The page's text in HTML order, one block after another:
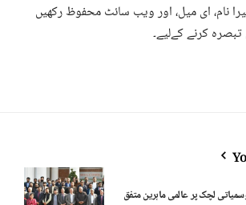
نام، ای میل، اور ویب سائٹ محفوظ رکھیں
کرنے کےلیے۔
لچک پر عالمی ماہرین متفق